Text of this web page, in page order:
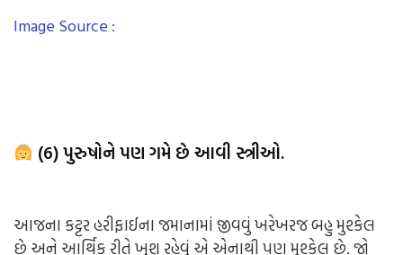
Image Source :
(6) પુરુષોને પણ ગમે છે આવી સ્ત્રીઓ.
આજના કટ્ટર હરીફાઈના જમાનામાં જીવવું ખરેખરજ બહુ મુશ્કેલ
છે અને આર્થિક રીતે ખુશ રહેવું એ એનાથી પણ મુશ્કેલ છે. જો